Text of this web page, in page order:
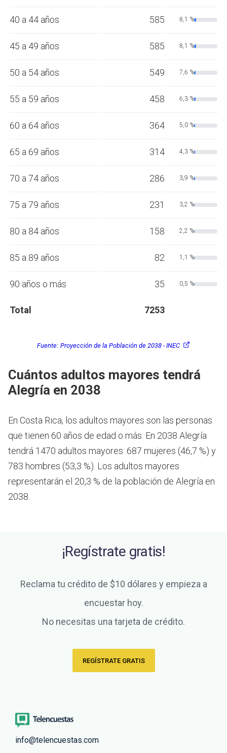
40 a 44 años 585 8,1 %
45 a 49 años 585 8,1 %
50 a 54 años 549 7,6 %
55 a 59 años 458 6,3 %
60 a 64 años 364 5,0 %
65 a 69 años 314 4,3 %
70 a 74 años 286 3,9 %
75 a 79 años 231 3,2 %
80 a 84 años 158 2,2 %
85 a 89 años 82 1,1 %
90 años o más 35 0,5 %
Total 7253
Fuente: Proyección de la Población de 2038 - INEC
Cuántos adultos mayores tendrá
Alegría en 2038
En Costa Rica, los adultos mayores son las personas
que tienen 60 años de edad o más. En 2038 Alegría
tendrá 1470 adultos mayores: 687 mujeres (46,7 %) y
783 hombres (53,3 %). Los adultos mayores
representarán el 20,3 % de la población de Alegría en
2038.
¡Regístrate gratis!
Reclama tu crédito de $10 dólares y empieza a
encuestar hoy.
No necesitas una tarjeta de crédito.
REGÍSTRATE GRATIS
info@telencuestas.com